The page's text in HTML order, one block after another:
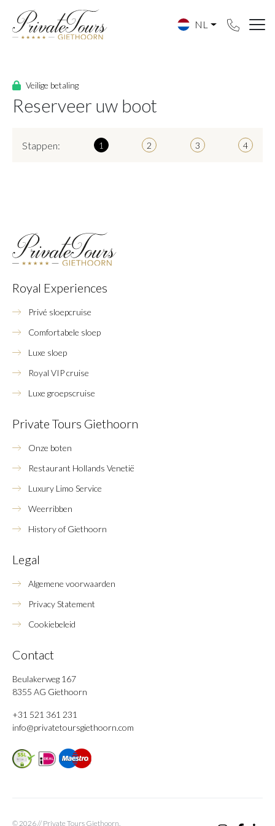
NL
Reserveer uw boot
Veilige betaling
Stappen: 1 2 3 4
Royal Experiences
Privé sloepcruise
Comfortabele sloep
Luxe sloep
Royal VIP cruise
Luxe groepscruise
Private Tours Giethoorn
Onze boten
Restaurant Hollands Venetië
Luxury Limo Service
Weerribben
History of Giethoorn
Legal
Algemene voorwaarden
Privacy Statement
Cookiebeleid
Contact
Beulakerweg 167
8355 AG Giethoorn
+31 521 361 231
info@privatetoursgiethoorn.com
© 2026 // Private Tours Giethoorn.